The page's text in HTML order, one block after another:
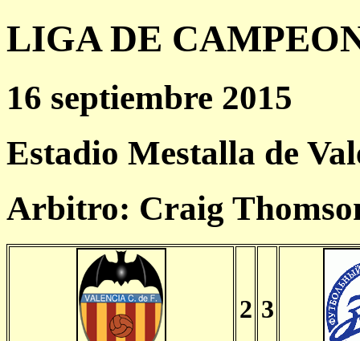
LIGA DE
16 septiembre 2015
Estadio Mestalla de
Arbitro: Craig
2 3